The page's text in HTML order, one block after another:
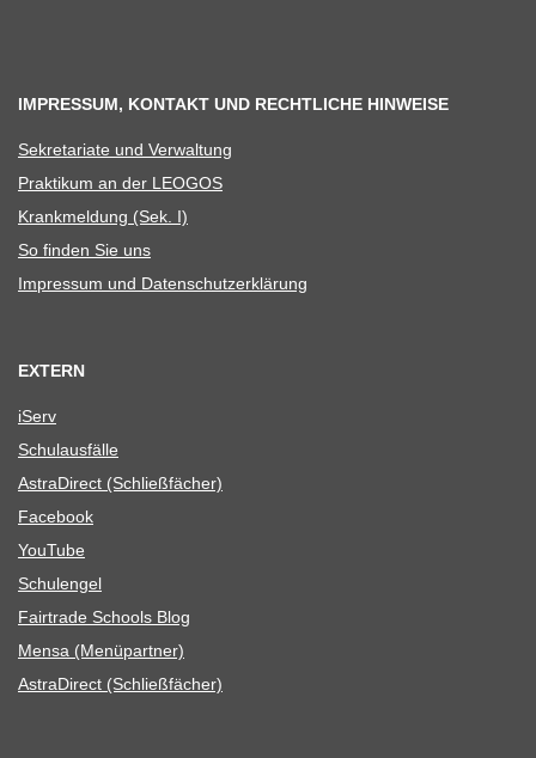
IMPRESSUM, KONTAKT UND RECHTLICHE HINWEISE
Sekre­ta­riate und Verwaltung
Prak­ti­kum an der LEOGOS
Krank­mel­dung (Sek. I)
So fin­den Sie uns
Impres­sum und Datenschutzerklärung
EXTERN
iServ
Schul­aus­fälle
Astra­Di­rect (Schließ­fä­cher)
Face­book
You­Tube
Schul­en­gel
Fair­trade Schools Blog
Mensa (Menü­part­ner)
Astra­Di­rect (Schließ­fä­cher)